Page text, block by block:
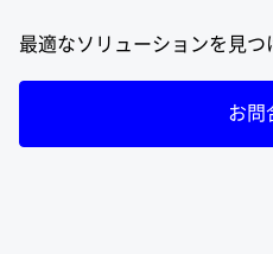
最適なソリューションを見つ
お問